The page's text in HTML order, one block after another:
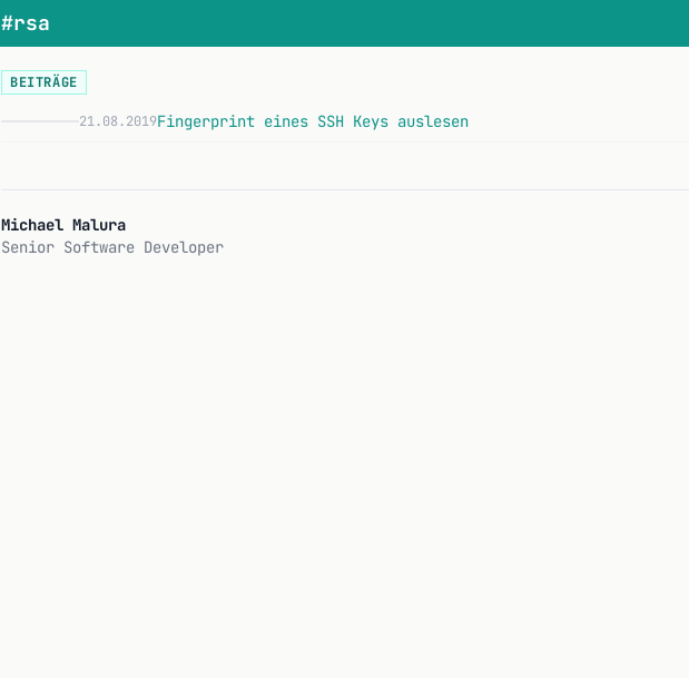
#rsa
BEITRÄGE
21.08.2019Fingerprint eines SSH Keys auslesen
Michael Malura
Senior Software Developer